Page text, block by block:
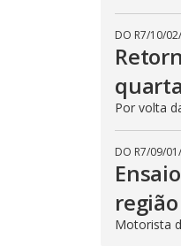
DO R7/10/
Por volta
DO R7/09/
Motorista